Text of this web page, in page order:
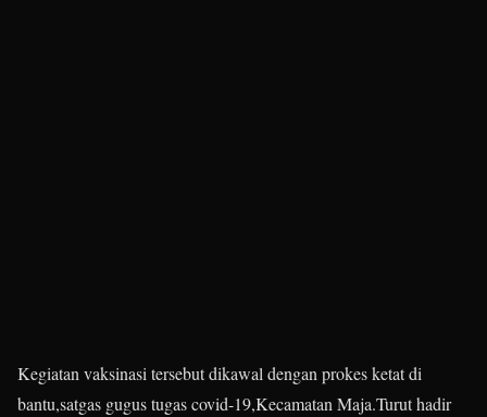
Kegiatan vaksinasi tersebut dikawal dengan prokes ketat di
bantu,satgas gugus tugas covid-19,Kecamatan Maja.Turut hadir